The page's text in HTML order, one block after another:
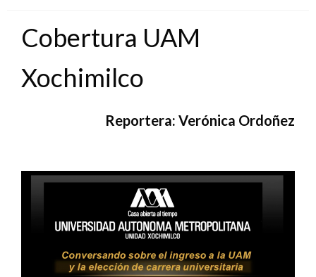
Cobertura UAM
Xochimilco
Reportera: Verónica Ordoñez